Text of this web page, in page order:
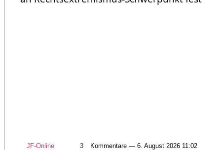
JF-Online 3 Kommentare — 6. August 2026 11:02